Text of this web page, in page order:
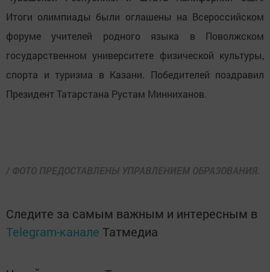
Итоги олимпиады были оглашены на Всероссийском
форуме учителей родного языка в Поволжском
государственном университете физической культуры,
спорта и туризма в Казани. Победителей поздравил
Президент Татарстана Рустам Минниханов.
/ ФОТО ПРЕДОСТАВЛЕНЫ УПРАВЛЕНИЕМ ОБРАЗОВАНИЯ.
Следите за самым важным и интересным в
Telegram-канале Татмедиа